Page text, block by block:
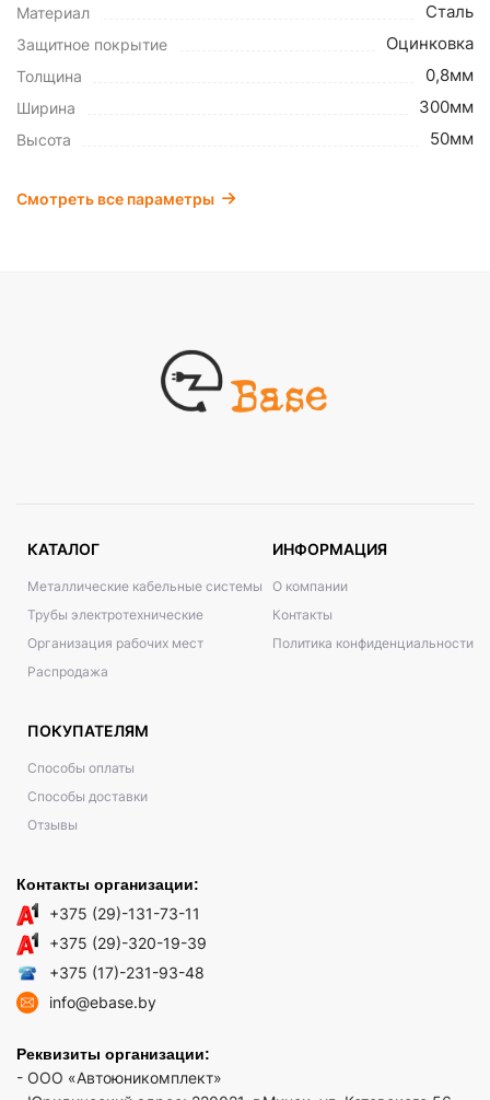
Материал Сталь
Защитное покрытие Оцинковка
Толщина 0,8мм
Ширина 300мм
Высота 50мм
Смотреть все параметры
КАТАЛОГ
Металлические кабельные системы
Трубы электротехнические
Организация рабочих мест
Распродажа
ИНФОРМАЦИЯ
О компании
Контакты
Политика конфиденциальности
ПОКУПАТЕЛЯМ
Способы оплаты
Способы доставки
Отзывы
Контакты организации:
+375 (29)-131-73-11
+375 (29)-320-19-39
+375 (17)-231-93-48
info@ebase.by
Реквизиты организации:
- ООО «Автоюникомплект»